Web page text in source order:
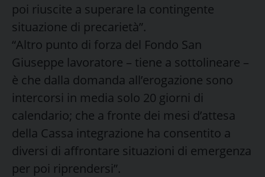
poi riuscite a superare la contingente
situazione di precarietà”.
“Altro punto di forza del Fondo San
Giuseppe lavoratore – tiene a sottolineare –
è che dalla domanda all’erogazione sono
intercorsi in media solo 20 giorni di
calendario; che a fronte dei mesi d’attesa
della Cassa integrazione ha consentito a
diversi di affrontare situazioni di emergenza
per poi riprendersi”.